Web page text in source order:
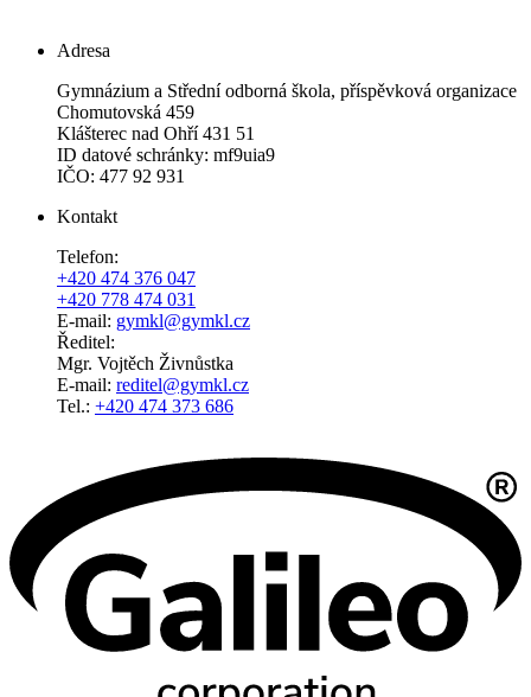
Adresa
Gymnázium a Střední odborná škola, příspěvková organizace
Chomutovská 459
Klášterec nad Ohří 431 51
ID datové schránky: mf9uia9
IČO: 477 92 931
Kontakt
Telefon:
+420 474 376 047
+420 778 474 031
E-mail: gymkl@gymkl.cz
Ředitel:
Mgr. Vojtěch Živnůstka
E-mail: reditel@gymkl.cz
Tel.: +420 474 373 686